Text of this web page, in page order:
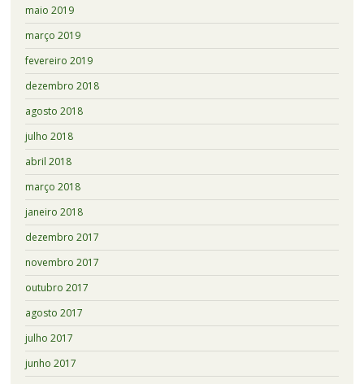
maio 2019
março 2019
fevereiro 2019
dezembro 2018
agosto 2018
julho 2018
abril 2018
março 2018
janeiro 2018
dezembro 2017
novembro 2017
outubro 2017
agosto 2017
julho 2017
junho 2017